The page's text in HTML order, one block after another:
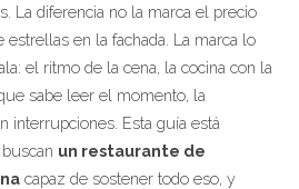
La diferencia no la marca el precio
en la fachada. La marca lo
el ritmo de la cena, la cocina con la
sabe leer el momento, la
interrupciones. Esta guía está
un restaurante de
capaz de sostener todo eso, y